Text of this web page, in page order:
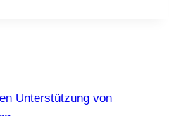
Unterstützung von